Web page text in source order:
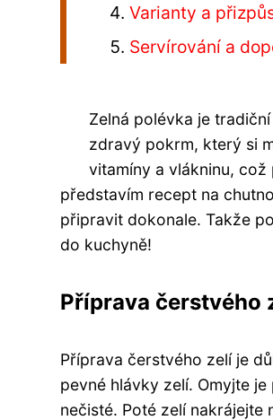
Varianty a
Servírování a
Zelná polévka je
zdravý pokrm, který si
vitamíny a vlákninu,
představím recept na
připravit dokonale. Takže
do kuchyně!
Příprava čerstvého
Příprava čerstvého zelí je
pevné hlávky zelí. Omyjte
nečisté. Poté zelí